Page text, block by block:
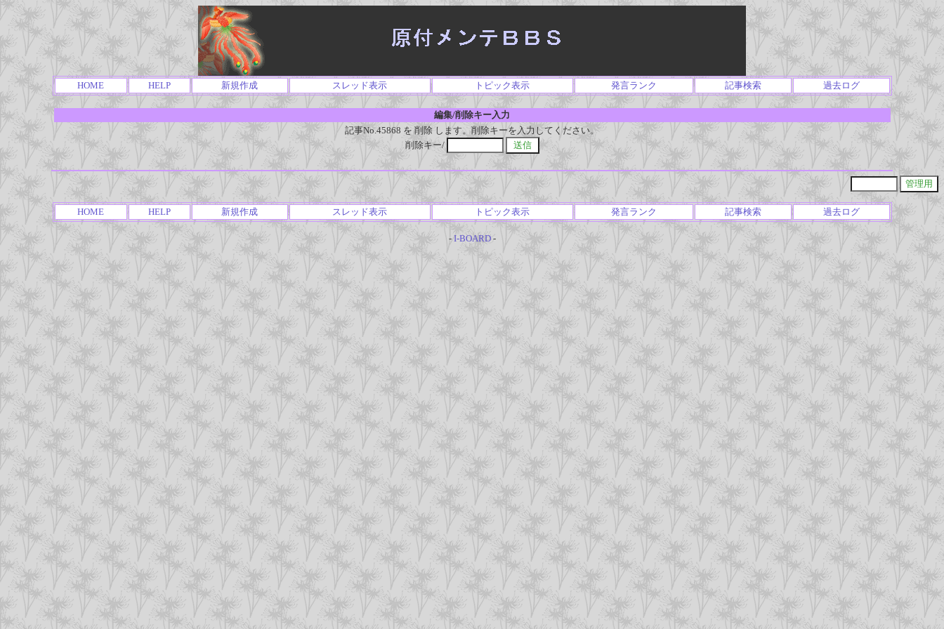
HOME HELP 新規作成 スレッド表示 トピック表示 発言ランク 記事検索 過去ログ
編集/削除キー入力
記事No.45868 を 削除 します。削除キーを入力してください。
削除キー/
HOME HELP 新規作成 スレッド表示 トピック表示 発言ランク 記事検索 過去ログ
- I-BOARD-